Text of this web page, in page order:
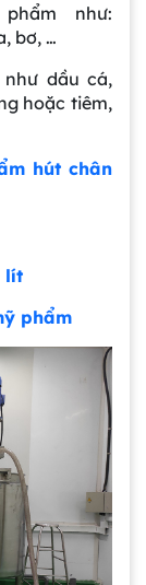
như:
bơ, …
dầu cá,
hoặc tiêm,
hút chân
lít
phẩm